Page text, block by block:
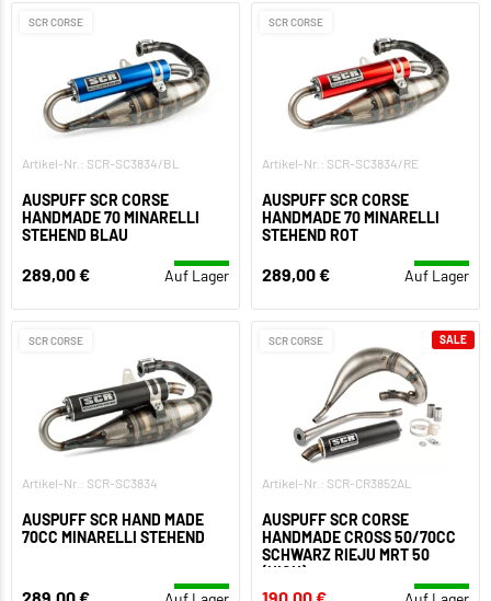
SCR CORSE
Artikel-Nr.: SCR-SC3834/BL
AUSPUFF SCR CORSE
HANDMADE 70 MINARELLI
STEHEND BLAU
289,00 € Auf Lager
SCR CORSE
Artikel-Nr.: SCR-SC3834/RE
AUSPUFF SCR CORSE
HANDMADE 70 MINARELLI
STEHEND ROT
289,00 € Auf Lager
SCR CORSE
Artikel-Nr.: SCR-SC3834
AUSPUFF SCR HAND MADE
70CC MINARELLI STEHEND
SCR CORSE
Artikel-Nr.: SCR-CR3852AL
AUSPUFF SCR CORSE
HANDMADE CROSS 50/70CC
SCHWARZ RIEJU MRT 50
(HIGH)
SALE